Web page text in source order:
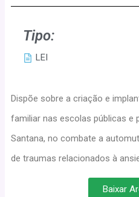
Tipo:
LEI
Dispõe sobre a criação e
familiar nas escolas públicas e
Santana, no combate a
de traumas relacionados à
Baixar